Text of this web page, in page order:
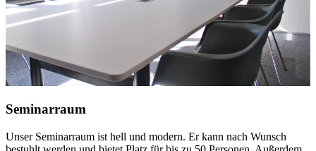
Seminarraum
Unser Seminarraum ist hell und modern. Er kann nach Wunsch